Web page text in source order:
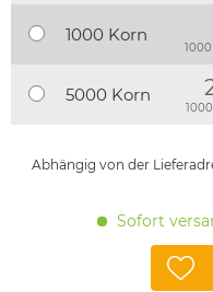
1000 Korn
5000 Korn
Abhängig von der
Sofort